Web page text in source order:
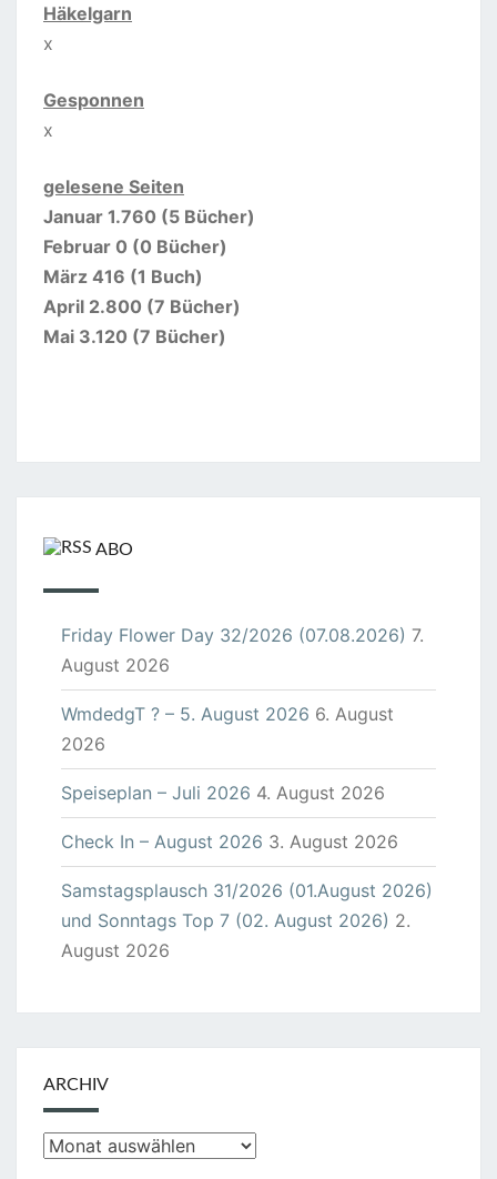
Häkelgarn
x
Gesponnen
x
gelesene Seiten
Januar 1.760 (5 Bücher)
Februar 0 (0 Bücher)
März 416 (1 Buch)
April 2.800 (7 Bücher)
Mai 3.120 (7 Bücher)
ABO
Friday Flower Day 32/2026 (07.08.2026) 7.
August 2026
WmdedgT ? – 5. August 2026 6. August
2026
Speiseplan – Juli 2026 4. August 2026
Check In – August 2026 3. August 2026
Samstagsplausch 31/2026 (01.August 2026)
und Sonntags Top 7 (02. August 2026) 2.
August 2026
ARCHIV
Archiv